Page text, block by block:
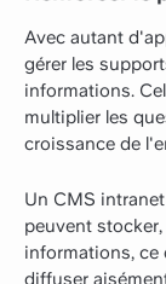
Avec autant
gérer les
informations.
multiplier les
croissance de
Un CMS
peuvent
informations, ce
diffuser